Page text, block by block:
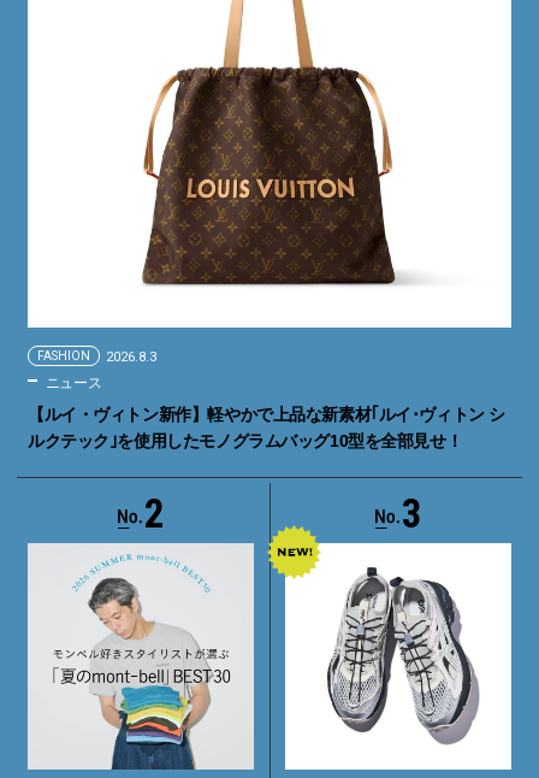
FASHION 2026.8.3
ニュース
【ルイ・ヴィトン新作】軽やかで上品な新素材｢ルイ･ヴィトン シ
ルクテック｣を使用したモノグラムバッグ10型を全部見せ！
2 3